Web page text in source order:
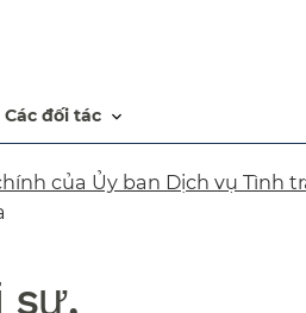
các đối tác​​
của Ủy ban Dịch vụ Tình
sự,